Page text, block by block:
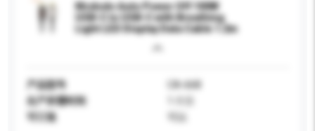
Mcdodo Auto Power Off 100W
USB-C to USB-C with Breathing
Light LED Display Data Cable 1.2m
产品型号
CA-668
生产所需时间
可订造
可以